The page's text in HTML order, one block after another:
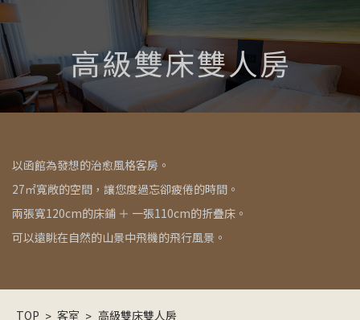
以函館為發想的治愈風格客房。
27㎡寬敞的空間，讓您度過忘卻疲倦的時間。
兩張寬120cm的床鋪 ＋ 一張110cm的折疊床。
可以遠眺在自然的山景中飛機的飛行風景。
TOP 客室 高級雙床雙人房